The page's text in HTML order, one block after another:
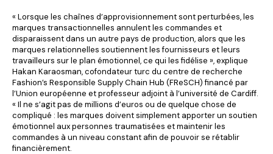
« Lorsque les chaînes d’approvisionnement sont perturbées, les
marques transactionnelles annulent les commandes et
disparaissent dans un autre pays de production, alors que les
marques relationnelles soutiennent les fournisseurs et leurs
travailleurs sur le plan émotionnel, ce qui les fidélise », explique
Hakan Karaosman, cofondateur turc du centre de recherche
Fashion’s Responsible Supply Chain Hub (FReSCH) financé par
l’Union européenne et professeur adjoint à l’université de Cardiff.
« Il ne s’agit pas de millions d’euros ou de quelque chose de
compliqué : les marques doivent simplement apporter un soutien
émotionnel aux personnes traumatisées et maintenir les
commandes à un niveau constant afin de pouvoir se rétablir
financièrement.